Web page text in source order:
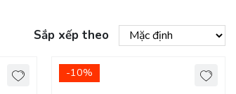
Sắp xếp theo
-10%